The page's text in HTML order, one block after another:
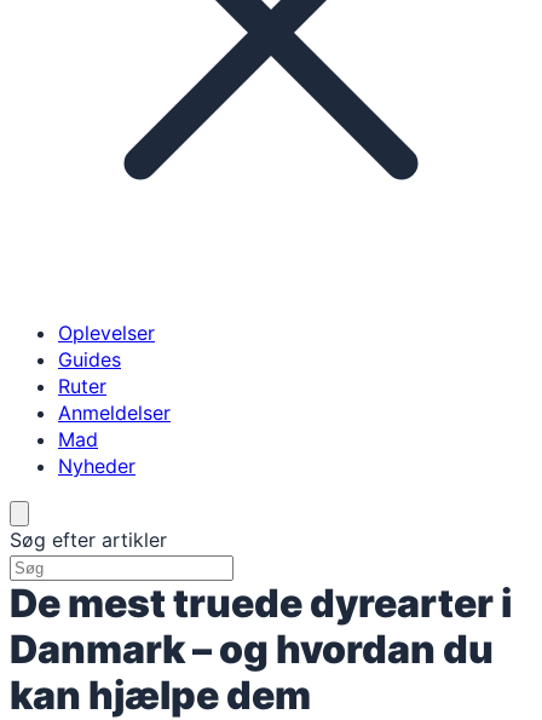
Oplevelser
Guides
Ruter
Anmeldelser
Mad
Nyheder
Søg efter artikler
De mest truede dyrearter i
Danmark – og hvordan du
kan hjælpe dem